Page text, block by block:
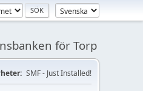
för Torp
SMF - Just Installed!